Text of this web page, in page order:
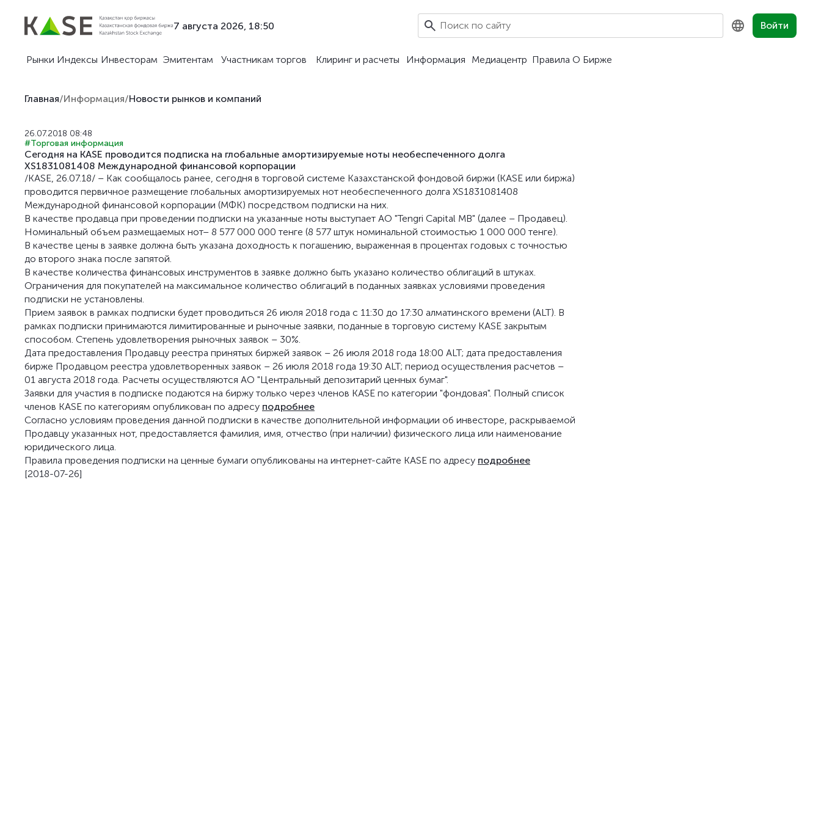
7 августа 2026, 18:50 Войти
Рынки Индексы Инвесторам Эмитентам Участникам торгов Клиринг и расчеты Информация Медиацентр Правила О Бирже
Главная/Информация/Новости рынков и компаний
26.07.2018 08:48
#Торговая информация
Сегодня на KASE проводится подписка на глобальные амортизируемые ноты необеспеченного долга
XS1831081408 Международной финансовой корпорации
/KASE, 26.07.18/ – Как сообщалось ранее, сегодня в торговой системе Казахстанской фондовой биржи (KASE или биржа)
проводится первичное размещение глобальных амортизируемых нот необеспеченного долга XS1831081408
Международной финансовой корпорации (МФК) посредством подписки на них.
В качестве продавца при проведении подписки на указанные ноты выступает АО "Tengri Capital MB" (далее – Продавец).
Номинальный объем размещаемых нот– 8 577 000 000 тенге (8 577 штук номинальной стоимостью 1 000 000 тенге).
В качестве цены в заявке должна быть указана доходность к погашению, выраженная в процентах годовых с точностью
до второго знака после запятой.
В качестве количества финансовых инструментов в заявке должно быть указано количество облигаций в штуках.
Ограничения для покупателей на максимальное количество облигаций в поданных заявках условиями проведения
подписки не установлены.
Прием заявок в рамках подписки будет проводиться 26 июля 2018 года с 11:30 до 17:30 алматинского времени (ALT). В
рамках подписки принимаются лимитированные и рыночные заявки, поданные в торговую систему KASE закрытым
способом. Степень удовлетворения рыночных заявок – 30%.
Дата предоставления Продавцу реестра принятых биржей заявок – 26 июля 2018 года 18:00 ALT; дата предоставления
бирже Продавцом реестра удовлетворенных заявок – 26 июля 2018 года 19:30 ALT; период осуществления расчетов –
01 августа 2018 года. Расчеты осуществляются АО "Центральный депозитарий ценных бумаг".
Заявки для участия в подписке подаются на биржу только через членов KASE по категории "фондовая". Полный список
членов KASE по категориям опубликован по адресу подробнее
Согласно условиям проведения данной подписки в качестве дополнительной информации об инвесторе, раскрываемой
Продавцу указанных нот, предоставляется фамилия, имя, отчество (при наличии) физического лица или наименование
юридического лица.
Правила проведения подписки на ценные бумаги опубликованы на интернет-сайте KASE по адресу подробнее
[2018-07-26]